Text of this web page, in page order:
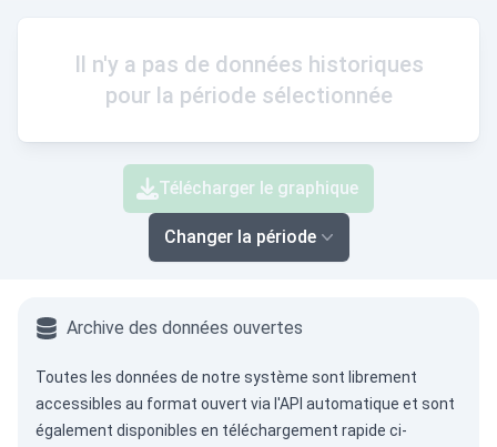
Il n'y a pas de données historiques
pour la période sélectionnée
Télécharger le graphique
Changer la période
Archive des données ouvertes
Toutes les données de notre système sont librement
accessibles au format ouvert via l'API automatique et sont
également disponibles en téléchargement rapide ci-